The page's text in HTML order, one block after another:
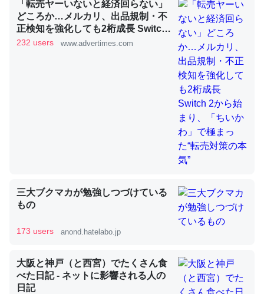
いる鋏角類（カブトガニ・ウミグモ）はカルシウムを使わ
ずキチンを強化してる筈だが、酵素が違うのか？
─ニュース :: 【研究発表】昆虫学の大問題＝「昆虫はなぜ海にいな
これを元に考えるとカルシウムを大量に使う脊椎動物と貝
類は苦労してるんだな…。腹足類だと殻を無くしてナメク
ウチもEchoを実家に置いて４年。でたまに覗いてる。ぼ
ちぼちRingも置こうかと画策中。あと、Googleマップで
位置情報を共有してる。電池残量や充電中かが分かるので
「転売ヤーいないと経済回らない」
どころか…メルカリ、出品規制・不
正検知を強化しても2桁成長 Switch
2から始まり、「ちいかわ」で極ま
232 users www.advertimes.com
三大ブクマカが勉強しつづけている
もの
173 users anond.hatelabo.jp
大阪と神戸（と西宮）でたくさん食
べた日記 - ネットに影響される人の
日記